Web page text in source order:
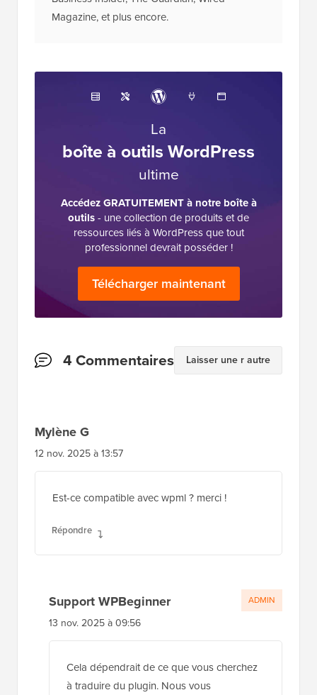
Magazine, et plus encore.
La
boîte à outils WordPress
ultime
Accédez GRATUITEMENT à notre boîte à
outils- une collection de produits et de
ressources liés à WordPress que tout
professionnel devrait posséder !
Télécharger maintenant
Interactions
4 Commentaires Laisser une r autre
Mylène G
12 nov. 2025 à 13:57
Est-ce compatible avec wpml ? merci !
Répondre
Support WPBeginner
13 nov. 2025 à 09:56
Cela dépendrait de ce que vous cherchez
à traduire du plugin. Nous vous
ADMIN